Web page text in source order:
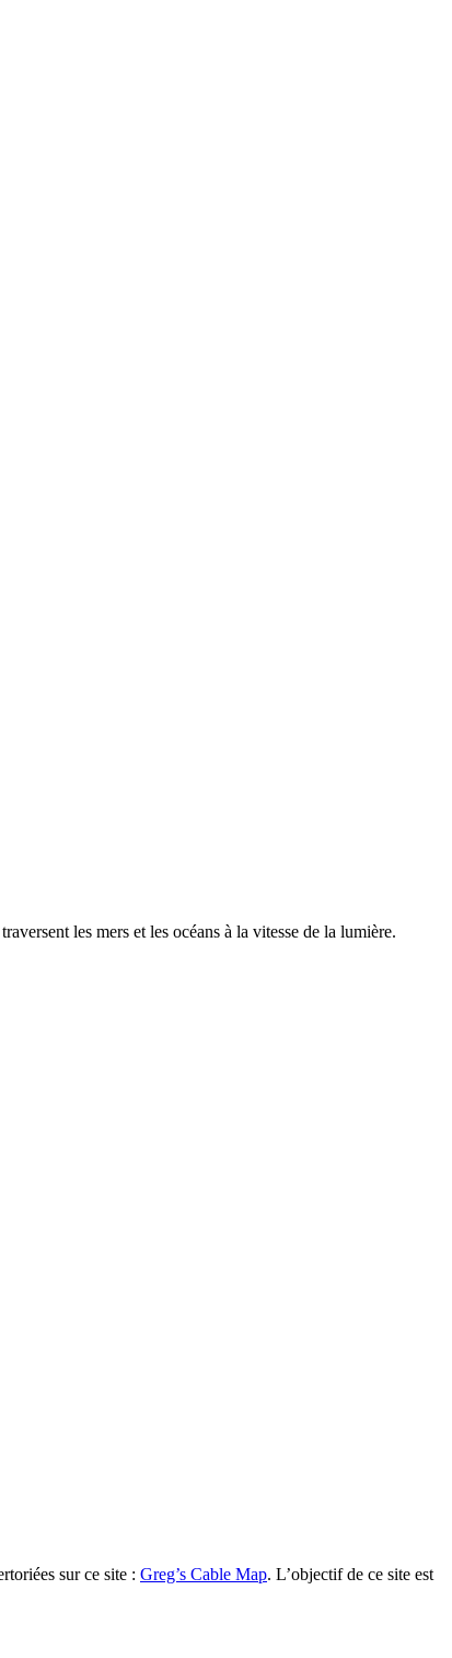
les mers et les océans à la vitesse de la lumière.
sur ce site : Greg’s Cable Map. L’objectif de ce site est